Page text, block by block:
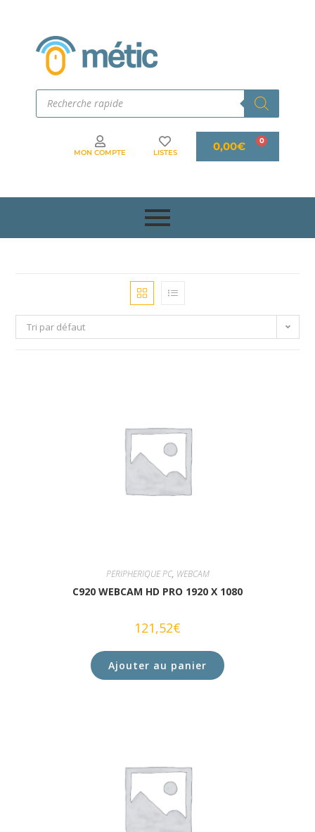
MON COMPTE LISTES 0,00€
Tri par défaut
PERIPHERIQUE PC, WEBCAM
C920 WEBCAM HD PRO 1920 X 1080
121,52€
Ajouter au panier